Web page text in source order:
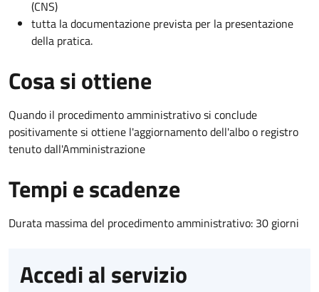
(CNS)
tutta la documentazione prevista per la presentazione
della pratica.
Cosa si ottiene
Quando il procedimento amministrativo si conclude
positivamente si ottiene l'aggiornamento dell'albo o registro
tenuto dall'Amministrazione
Tempi e scadenze
Durata massima del procedimento amministrativo: 30 giorni
Accedi al servizio